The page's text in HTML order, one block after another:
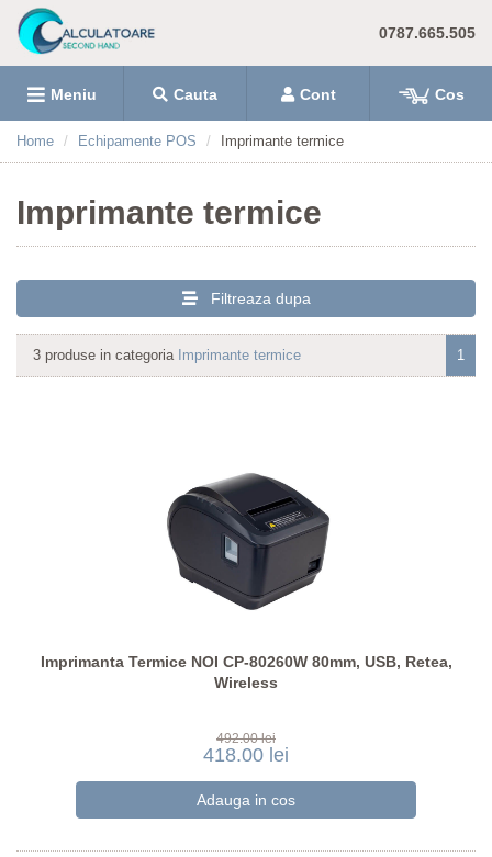
0787.665.505
Meniu Cauta Cont Cos
Home Echipamente POS Imprimante termice
Imprimante termice
Filtreaza dupa
3 produse in categoria Imprimante termice 1
Imprimanta Termice NOI CP-80260W 80mm, USB, Retea,
Wireless
492.00 lei
418.00 lei